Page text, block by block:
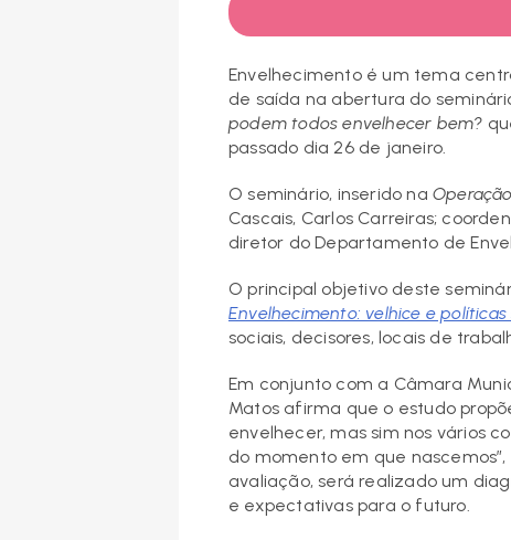
Envelhecimento é um tema
de saída na abertura do
podem todos envelhecer bem?
passado dia 26 de janeiro.
O seminário, inserido na
Cascais, Carlos Carreiras;
diretor do Departamento de
O principal objetivo deste
Envelhecimento: velhice e políticas
sociais, decisores, locais de
Em conjunto com a Câmara
Matos afirma que o estudo
envelhecer, mas sim nos vários
do momento em que
avaliação, será realizado um
e expectativas para o futuro.